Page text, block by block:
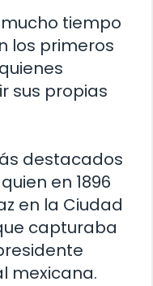
tiempo
los primeros
sus propias
destacados
en 1896
en la Ciudad
capturaba
mexicana.